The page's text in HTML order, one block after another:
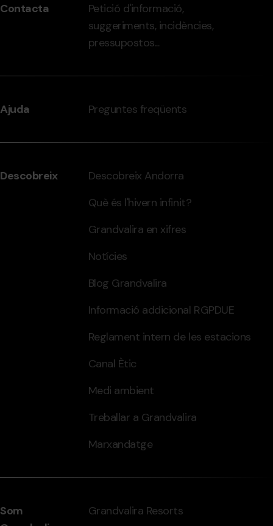
-
Contacta
Petició d'informació,
suggeriments, incidències,
pressupostos...
Ajuda Preguntes freqüents
Descobreix
Descobreix Andorra
Què és l'hivern infinit?
Grandvalira en xifres
Notícies
Blog Grandvalira
Informació addicional RGPDUE
Reglament intern de les estacions
Canal Ètic
Medi ambient
Treballar a Grandvalira
Marxandatge
Som
Grandvalira Resorts